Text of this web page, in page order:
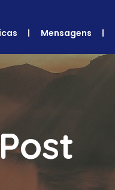
Mensagens